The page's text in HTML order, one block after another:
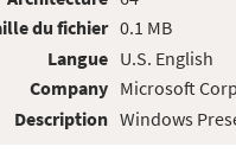
du fichier
Langue
Company
Description
0.1 MB
U.S. English
Microsoft
Windows